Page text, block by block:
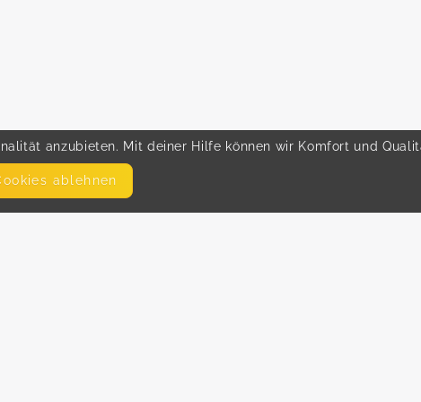
anzubieten. Mit deiner Hilfe können wir Komfort und
ablehnen